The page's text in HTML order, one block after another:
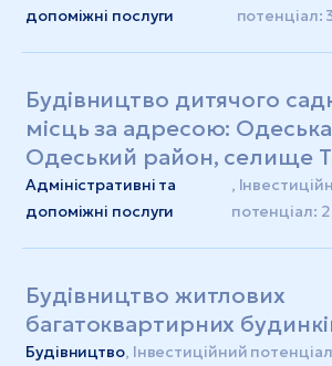
допоміжні послуги
потенціал:
Будівництво дитячого
місць за адресою:
Одеський район, селище
Адміністративні та
допоміжні послуги
,
потенціал:
Будівництво житлових
багатоквартирних
Будівництво, Інвестиційний